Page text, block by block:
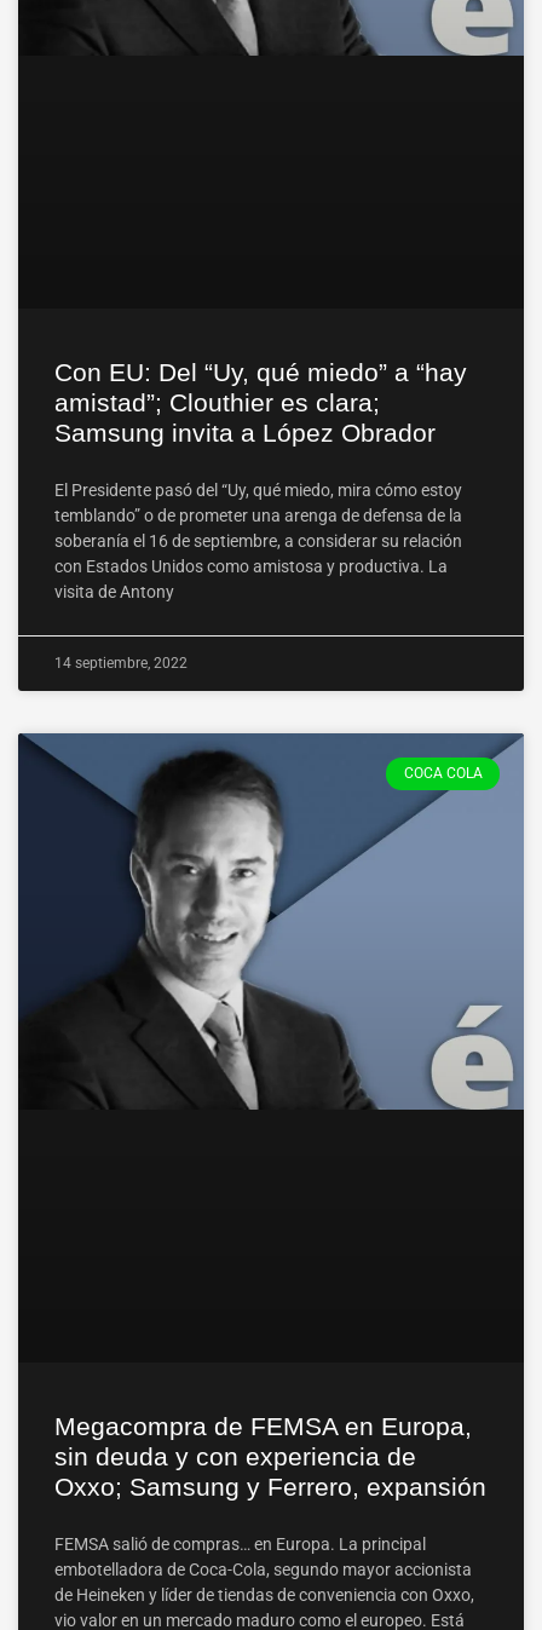
Con EU: Del “Uy, qué miedo” a “hay
amistad”; Clouthier es clara;
Samsung invita a López Obrador
El Presidente pasó del “Uy, qué miedo, mira cómo estoy
temblando” o de prometer una arenga de defensa de la
soberanía el 16 de septiembre, a considerar su relación
con Estados Unidos como amistosa y productiva. La
visita de Antony
14 septiembre, 2022
COCA COLA
Megacompra de FEMSA en Europa,
sin deuda y con experiencia de
Oxxo; Samsung y Ferrero, expansión
FEMSA salió de compras… en Europa. La principal
embotelladora de Coca-Cola, segundo mayor accionista
de Heineken y líder de tiendas de conveniencia con Oxxo,
vio valor en un mercado maduro como el europeo. Está